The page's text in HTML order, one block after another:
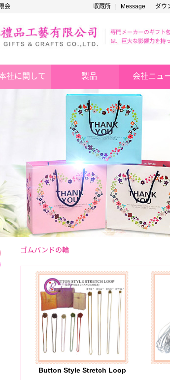
会
収蔵所 Message ダウ
社に関して 製品 会社ニュ
ゴムバンドの輪
Button Style Stretch Loop